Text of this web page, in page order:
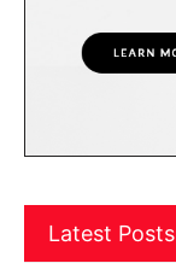
Latest Posts